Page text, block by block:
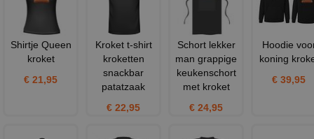
Shirtje Queen
kroket
€ 21,95
Kroket t-shirt
kroketten
snackbar
patatzaak
€ 22,95
Schort lekker
man grappige
keukenschort
met kroket
€ 24,95
Hoodie
koning
€ 39,95